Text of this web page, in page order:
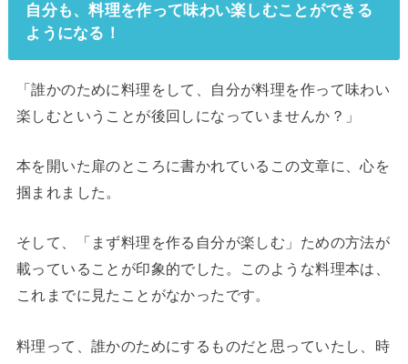
自分も、料理を作って味わい楽しむことができる
ようになる！
「誰かのために料理をして、自分が料理を作って味わい
楽しむということが後回しになっていませんか？」
本を開いた扉のところに書かれているこの文章に、心を
掴まれました。
そして、「まず料理を作る自分が楽しむ」ための方法が
載っていることが印象的でした。このような料理本は、
これまでに見たことがなかったです。
料理って、誰かのためにするものだと思っていたし、時